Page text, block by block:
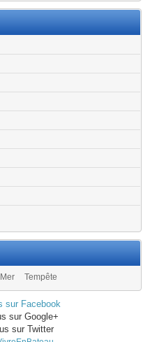
Tempête
sur Facebook
sur Google+
sur Twitter